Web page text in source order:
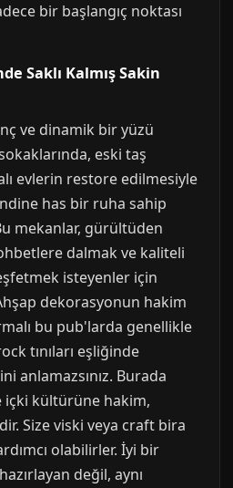
bir başlangıç noktası
Saklı Kalmış Sakin
ve dinamik bir yüzü
eski taş
evlerin restore edilmesiyle
has bir ruha sahip
mekanlar, gürültüden
dalmak ve kaliteli
isteyenler için
dekorasyonun hakim
bu pub'larda genellikle
tınıları eşliğinde
anlamazsınız. Burada
içki kültürüne hakim,
Size viski veya craft bira
olabilirler. İyi bir
değil, aynı